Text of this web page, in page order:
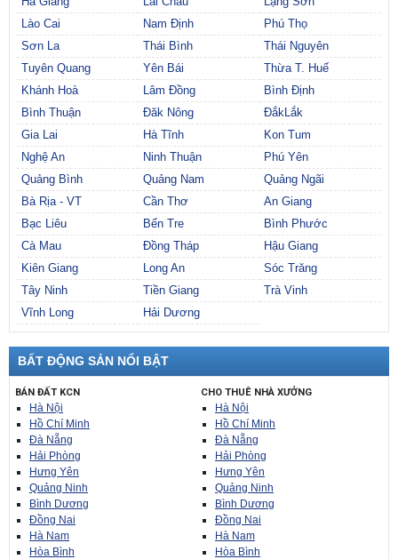
Lào Cai
Nam Định
Phú Thọ
Sơn La
Thái Bình
Thái Nguyên
Tuyên Quang
Yên Bái
Thừa T. Huế
Khánh Hoà
Lâm Đồng
Bình Định
Bình Thuận
Đăk Nông
ĐắkLắk
Gia Lai
Hà Tĩnh
Kon Tum
Nghệ An
Ninh Thuận
Phú Yên
Quảng Bình
Quảng Nam
Quảng Ngãi
Bà Rịa - VT
Cần Thơ
An Giang
Bạc Liêu
Bến Tre
Bình Phước
Cà Mau
Đồng Tháp
Hậu Giang
Kiên Giang
Long An
Sóc Trăng
Tây Ninh
Tiền Giang
Trà Vinh
Vĩnh Long
Hải Dương
BẤT ĐỘNG SẢN NỔI BẬT
BÁN ĐẤT KCN
Hà Nội
Hồ Chí Minh
Đà Nẵng
Hải Phòng
Hưng Yên
Quảng Ninh
Bình Dương
Đồng Nai
Hà Nam
Hòa Bình
CHO THUÊ NHÀ XƯỞNG
Hà Nội
Hồ Chí Minh
Đà Nẵng
Hải Phòng
Hưng Yên
Quảng Ninh
Bình Dương
Đồng Nai
Hà Nam
Hòa Bình